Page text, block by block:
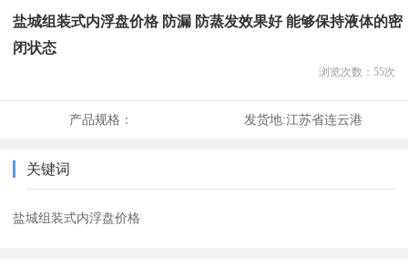
盐城组装式内浮盘价格 防漏 防蒸发效果好 能够保持液体的密
闭状态
浏览次数： 55次
产品规格： 发货地:江苏省连云港
关键词
盐城组装式内浮盘价格